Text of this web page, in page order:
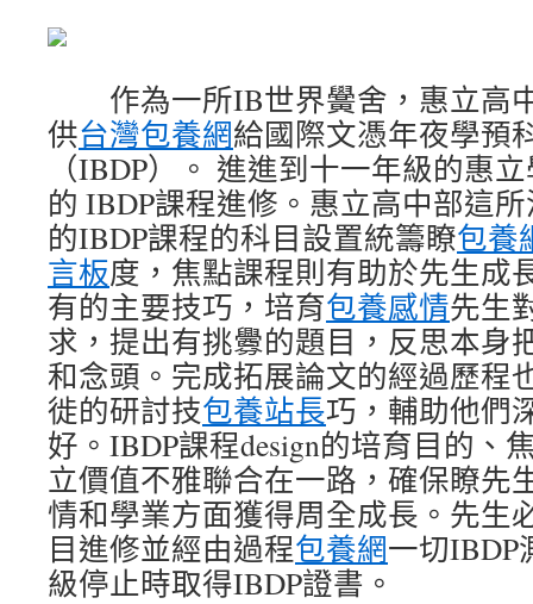
作為一所IB世界黌舍，惠立高
供台灣包養網給國際文憑年夜學預
（IBDP）。 進進到十一年級的惠
的 IBDP課程進修。惠立高中部這
的IBDP課程的科目設置統籌瞭包養
言板度，焦點課程則有助於先生成
有的主要技巧，培育包養感情先生
求，提出有挑釁的題目，反思本身
和念頭。完成拓展論文的經過歷程
徙的研討技包養站長巧，輔助他們
好。IBDP課程design的培育目的、
立價值不雅聯合在一路，確保瞭先
情和學業方面獲得周全成長。先生
目進修並經由過程包養網一切IBDP
級停止時取得IBDP證書。